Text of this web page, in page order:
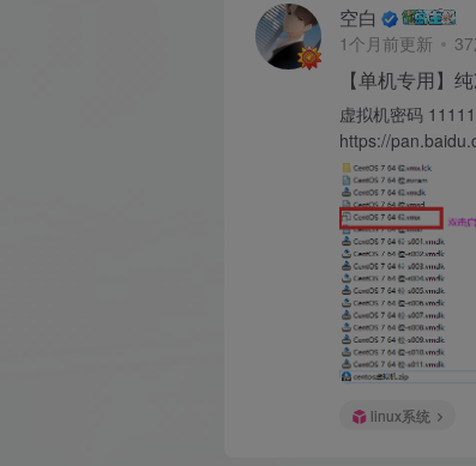
空白
1个月前更新
【单机专用】
虚拟机密码
https://
linux系统